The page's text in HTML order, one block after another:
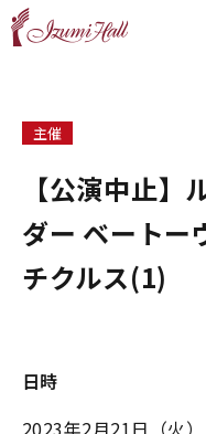
主催
【公演中止
ダー ベートー
チクルス(1)
日時
2023年2月21日（火）